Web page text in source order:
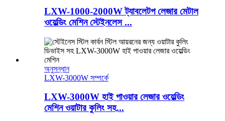
LXW-1000-2000W ট্যাবলেটপ লেজার মেটাল
ওয়েল্ডিং মেশিন স্টেইনলেস ...
অনুসন্ধান
LXW-3000W সম্পর্কে
LXW-3000W হাই পাওয়ার লেজার ওয়েল্ডিং
মেশিন ওয়াটার কুলিং সহ...